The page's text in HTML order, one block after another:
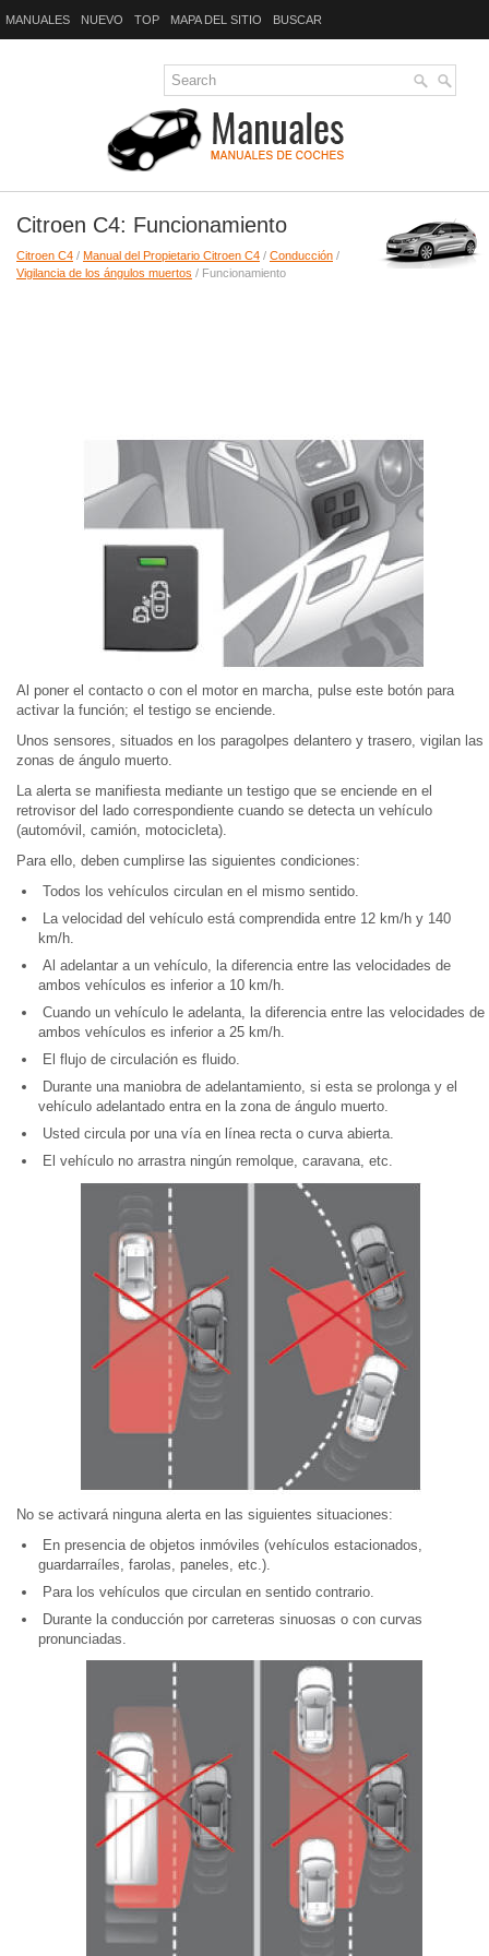
MANUALES NUEVO TOP MAPA DEL SITIO BUSCAR
Citroen C4: Funcionamiento
Citroen C4 / Manual del Propietario Citroen C4 / Conducción /
Vigilancia de los ángulos muertos / Funcionamiento
Al poner el contacto o con el motor en marcha, pulse este botón para
activar la función; el testigo se enciende.
Unos sensores, situados en los paragolpes delantero y trasero, vigilan las
zonas de ángulo muerto.
La alerta se manifiesta mediante un testigo que se enciende en el
retrovisor del lado correspondiente cuando se detecta un vehículo
(automóvil, camión, motocicleta).
Para ello, deben cumplirse las siguientes condiciones:
Todos los vehículos circulan en el mismo sentido.
La velocidad del vehículo está comprendida entre 12 km/h y 140
km/h.
Al adelantar a un vehículo, la diferencia entre las velocidades de
ambos vehículos es inferior a 10 km/h.
Cuando un vehículo le adelanta, la diferencia entre las velocidades de
ambos vehículos es inferior a 25 km/h.
El flujo de circulación es fluido.
Durante una maniobra de adelantamiento, si esta se prolonga y el
vehículo adelantado entra en la zona de ángulo muerto.
Usted circula por una vía en línea recta o curva abierta.
El vehículo no arrastra ningún remolque, caravana, etc.
No se activará ninguna alerta en las siguientes situaciones:
En presencia de objetos inmóviles (vehículos estacionados,
guardarraíles, farolas, paneles, etc.).
Para los vehículos que circulan en sentido contrario.
Durante la conducción por carreteras sinuosas o con curvas
pronunciadas.